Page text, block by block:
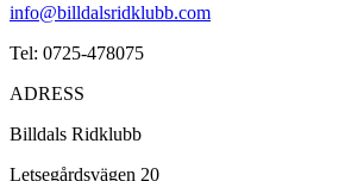
info@billdalsridklubb.com
Tel: 0725-478075
ADRESS
Billdals Ridklubb
Letsegårdsvägen 20